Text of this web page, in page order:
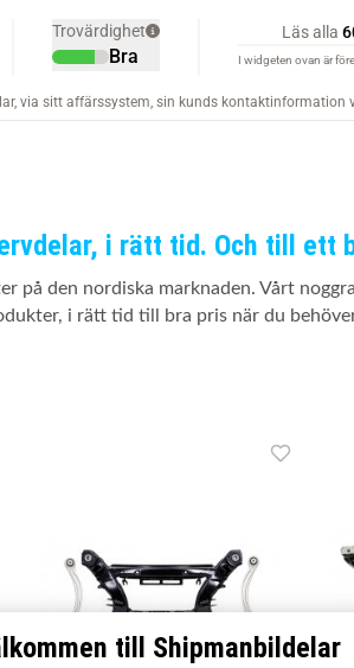
i rätt tid. Och till ett
på den nordiska marknaden. Vårt
i rätt tid till bra pris när du
till Shipmanbildelar